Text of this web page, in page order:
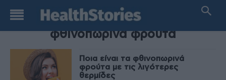
TAG
φθινοπωρινά φρούτα
Ποια είναι τα φθινοπωρινά
φρούτα με τις λιγότερες
θερμίδες